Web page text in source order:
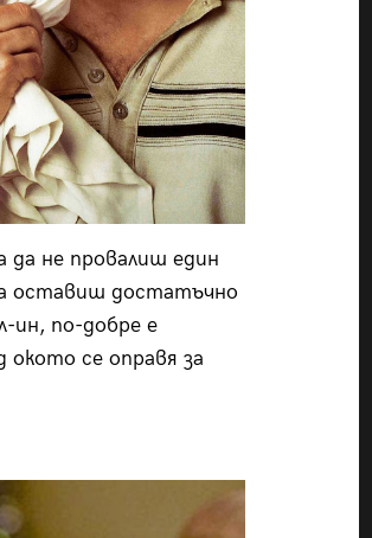
да не провалиш един
оставиш достатъчно
ин, по-добре е
окото се оправя за